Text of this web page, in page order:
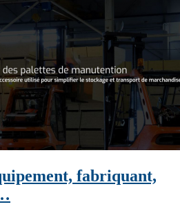
fabriquant,